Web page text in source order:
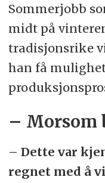
Sommerjobb
midt på
tradisjonsrike
han få
– Morsom
– Dette var
regnet med å